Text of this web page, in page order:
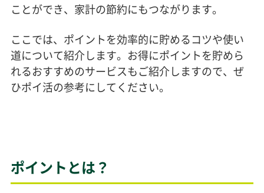
ことができ、家計の節約にもつながります。
ここでは、ポイントを効率的に貯めるコツや使い
道について紹介します。お得にポイントを貯めら
れるおすすめのサービスもご紹介しますので、ぜ
ひポイ活の参考にしてください。
ポイントとは？